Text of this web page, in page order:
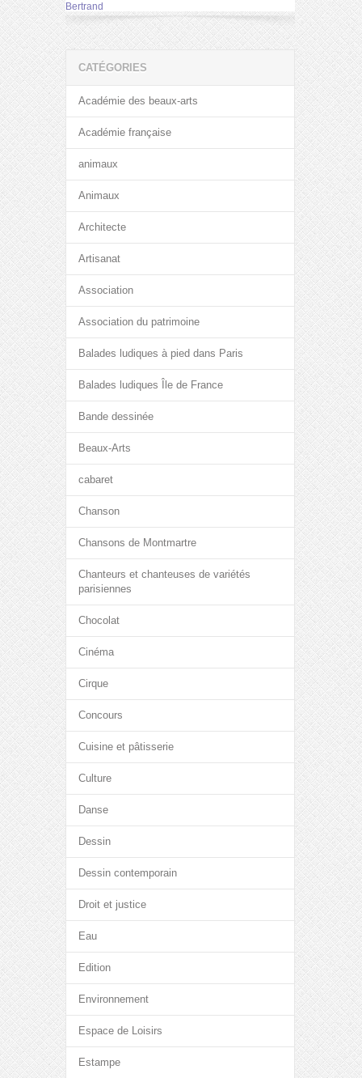
Bertrand
CATÉGORIES
Académie des beaux-arts
Académie française
animaux
Animaux
Architecte
Artisanat
Association
Association du patrimoine
Balades ludiques à pied dans Paris
Balades ludiques Île de France
Bande dessinée
Beaux-Arts
cabaret
Chanson
Chansons de Montmartre
Chanteurs et chanteuses de variétés
parisiennes
Chocolat
Cinéma
Cirque
Concours
Cuisine et pâtisserie
Culture
Danse
Dessin
Dessin contemporain
Droit et justice
Eau
Edition
Environnement
Espace de Loisirs
Estampe